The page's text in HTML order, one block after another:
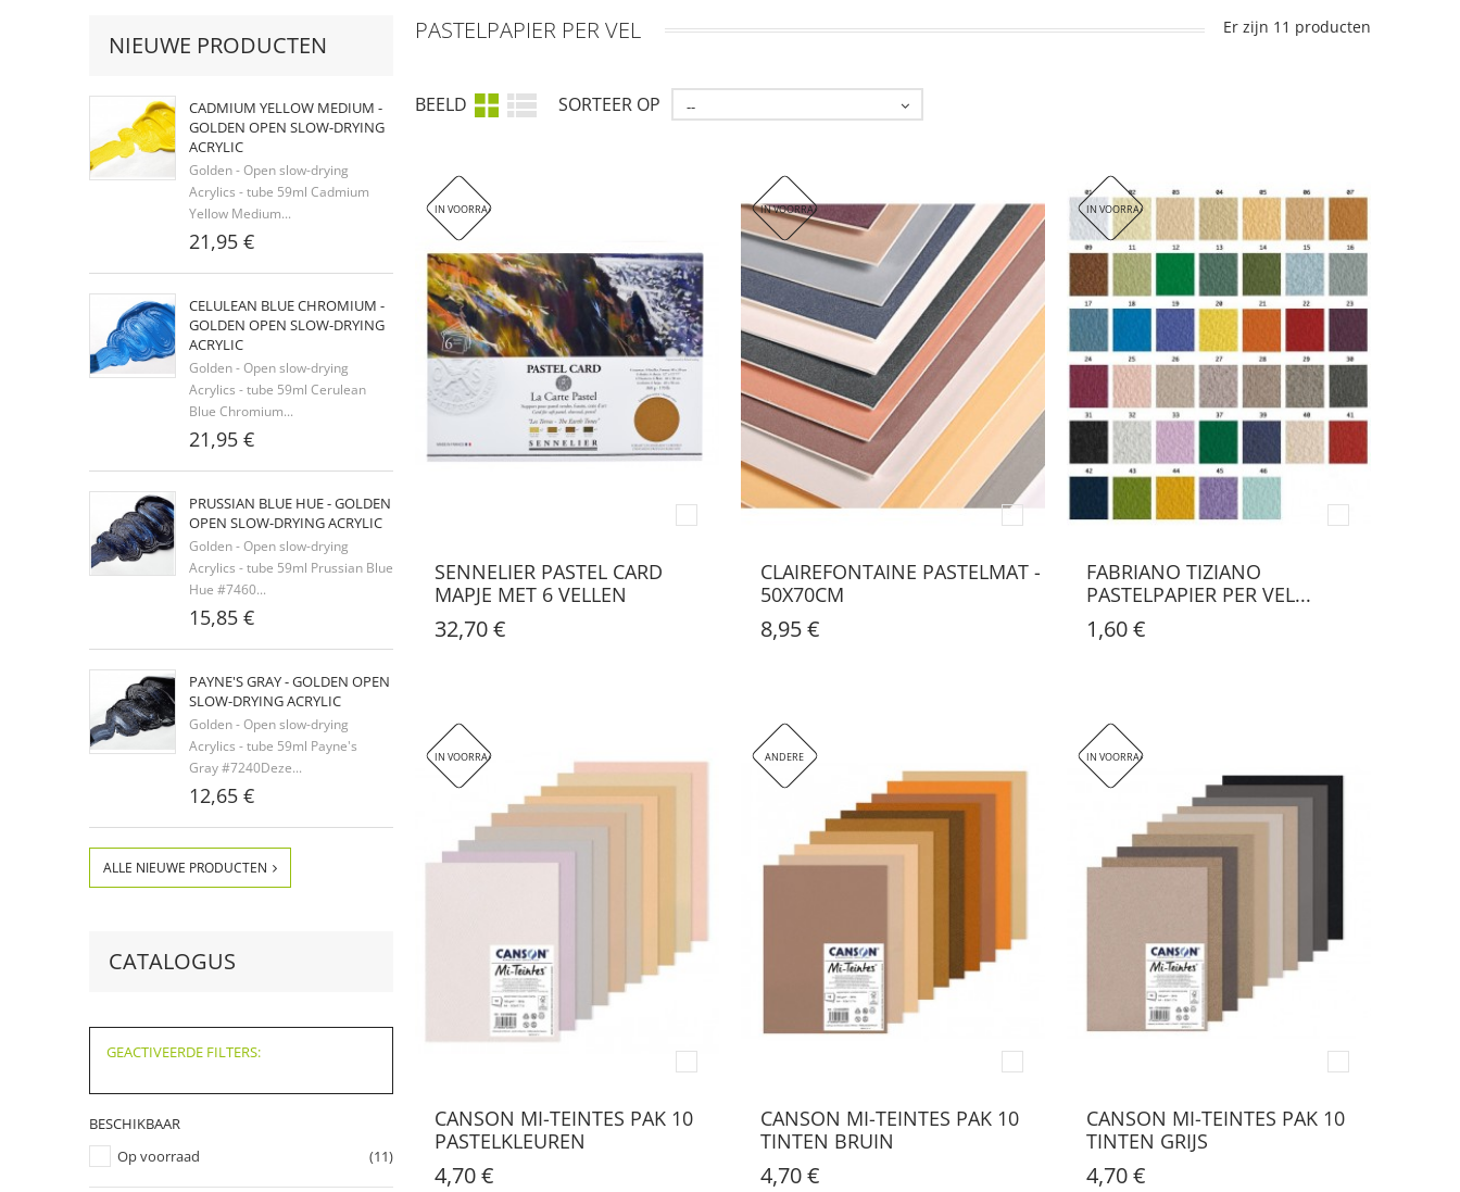
NIEUWE PRODUCTEN
CADMIUM YELLOW MEDIUM -
GOLDEN OPEN SLOW-DRYING
ACRYLIC
Golden - Open slow-drying
Acrylics - tube 59ml Cadmium
Yellow Medium...
21,95 €
CELULEAN BLUE CHROMIUM -
GOLDEN OPEN SLOW-DRYING
ACRYLIC
Golden - Open slow-drying
Acrylics - tube 59ml Cerulean
Blue Chromium...
21,95 €
PRUSSIAN BLUE HUE - GOLDEN
OPEN SLOW-DRYING ACRYLIC
Golden - Open slow-drying
Acrylics - tube 59ml Prussian Blue
Hue #7460...
15,85 €
PAYNE'S GRAY - GOLDEN OPEN
SLOW-DRYING ACRYLIC
Golden - Open slow-drying
Acrylics - tube 59ml Payne's
Gray #7240Deze...
12,65 €
ALLE NIEUWE PRODUCTEN
CATALOGUS
GEACTIVEERDE FILTERS:
BESCHIKBAAR
Op voorraad
(11)
PASTELPAPIER PER VEL Er zijn 11 producten
BEELD SORTEER OP --
IN VOORRAAD
SENNELIER PASTEL CARD
MAPJE MET 6 VELLEN
32,70 €
IN VOORRAAD. DIT ARTIKEL WORDT HELAAS NIET VERZONDEN, ENKEL AFHALEN IN ONZE WINKEL!
CLAIREFONTAINE PASTELMAT -
50X70CM
8,95 €
IN VOORRAAD. DIT ARTIKEL WORDT HELAAS NIET VERZONDEN, ENKEL
FABRIANO TIZIANO
PASTELPAPIER PER VEL...
1,60 €
IN VOORRAAD
CANSON MI-TEINTES PAK 10
PASTELKLEUREN
4,70 €
ANDERE
CANSON MI-TEINTES PAK 10
TINTEN BRUIN
4,70 €
IN VOORRAAD
CANSON MI-TEINTES PAK 10
TINTEN GRIJS
4,70 €